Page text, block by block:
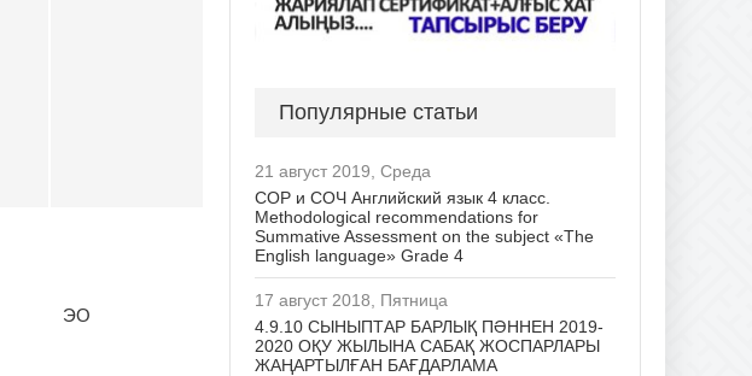
ЭО
Популярные статьи
21 август 2019, Среда
СОР и СОЧ Английский язык 4 класс.
Methodological recommendations for
Summative Assessment on the subject «The
English language» Grade 4
17 август 2018, Пятница
4.9.10 СЫНЫПТАР БАРЛЫҚ ПӘННЕН 2019-
2020 ОҚУ ЖЫЛЫНА САБАҚ ЖОСПАРЛАРЫ
ЖАҢАРТЫЛҒАН БАҒДАРЛАМА